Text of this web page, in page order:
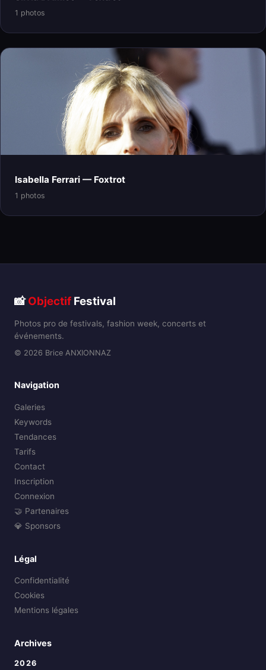
1 photos
Isabella Ferrari — Foxtrot
1 photos
📸Objectif Festival
Photos pro de festivals, fashion week, concerts et
événements.
© 2026 Brice ANXIONNAZ
Navigation
Galeries
Keywords
Tendances
Tarifs
Contact
Inscription
Connexion
🤝 Partenaires
💎 Sponsors
Légal
Confidentialité
Cookies
Mentions légales
Archives
2026